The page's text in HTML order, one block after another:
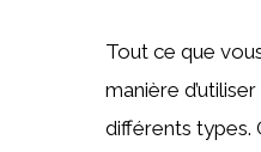
Tout ce que
manière
différents types.